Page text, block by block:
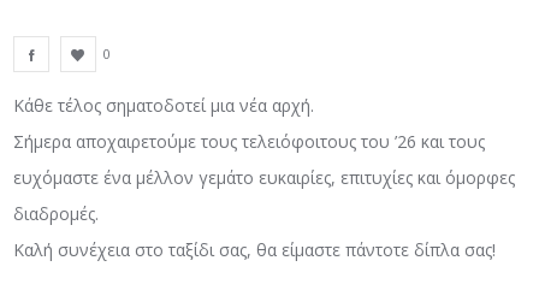
0
Κάθε τέλος σηματοδοτεί μια νέα αρχή.
Σήμερα αποχαιρετούμε τους τελειόφοιτους του ’26 και τους
ευχόμαστε ένα μέλλον γεμάτο ευκαιρίες, επιτυχίες και όμορφες
διαδρομές.
Καλή συνέχεια στο ταξίδι σας, θα είμαστε πάντοτε δίπλα σας!